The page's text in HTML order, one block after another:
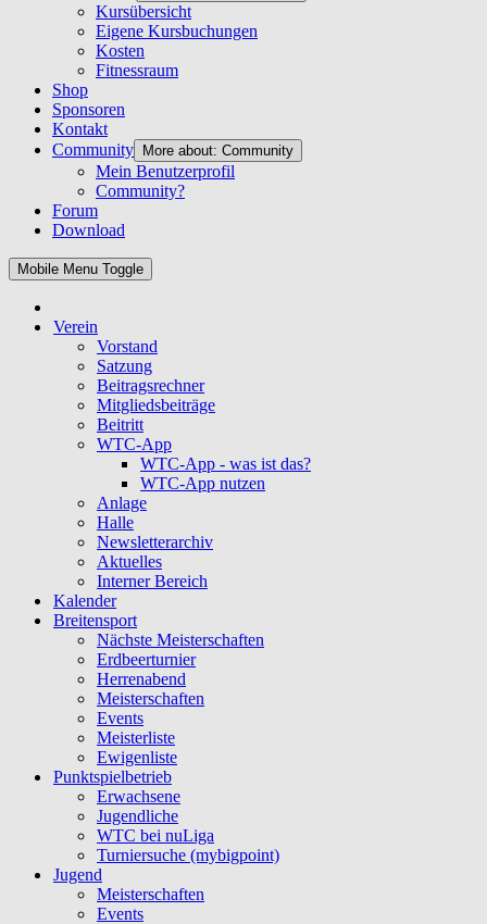
Kursübersicht
Eigene Kursbuchungen
Kosten
Fitnessraum
Shop
Sponsoren
Kontakt
Community
More about: Community
Mein Benutzerprofil
Community?
Forum
Download
Mobile Menu Toggle
Verein
Vorstand
Satzung
Beitragsrechner
Mitgliedsbeiträge
Beitritt
WTC-App
WTC-App - was ist das?
WTC-App nutzen
Anlage
Halle
Newsletterarchiv
Aktuelles
Interner Bereich
Kalender
Breitensport
Nächste Meisterschaften
Erdbeerturnier
Herrenabend
Meisterschaften
Events
Meisterliste
Ewigenliste
Punktspielbetrieb
Erwachsene
Jugendliche
WTC bei nuLiga
Turniersuche (mybigpoint)
Jugend
Meisterschaften
Events